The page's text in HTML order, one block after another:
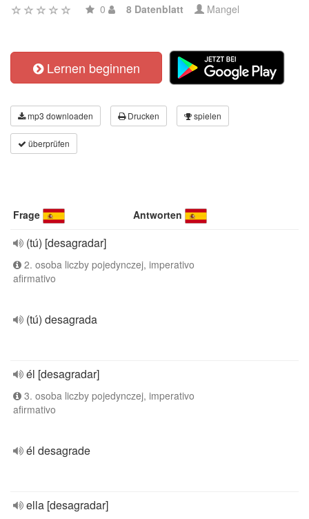
0 8 Datenblatt Mangel
Lernen beginnen
mp3 downloaden Drucken spielen
überprüfen
Frage Antworten
(tú) [desagradar]
2. osoba liczby pojedynczej, imperativo
afirmativo
(tú) desagrada
él [desagradar]
3. osoba liczby pojedynczej, imperativo
afirmativo
él desagrade
ella [desagradar]